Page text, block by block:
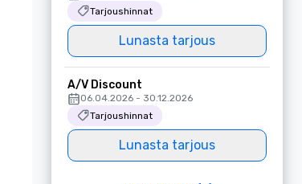
Tarjoushinnat
Lunasta tarjous
A/V Discount
06.04.2026 - 30.12.2026
Tarjoushinnat
Lunasta tarjous